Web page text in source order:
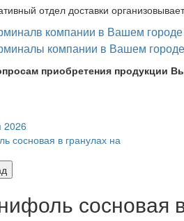
отдел доставки
приобретения продукции
2026
сосновая в гранулах на
сосновая